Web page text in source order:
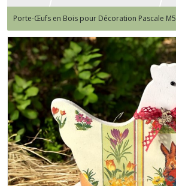
Porte-Œufs en Bois pour Décoration Pascale M5